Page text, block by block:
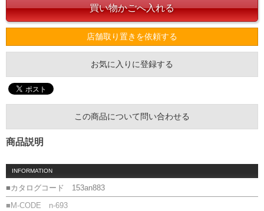
店舗取り置きを依頼する
お気に入りに登録する
この商品について問い合わせる
商品説明
INFORMATION
■カタログコード 153an883
■M-CODE n-693